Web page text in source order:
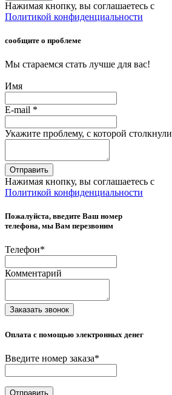
Нажимая кнопку, вы соглашаетесь с
Политикой конфиденциальности
сообщите о проблеме
Мы стараемся стать лучше для вас!
Имя
E-mail *
Укажите проблему, с которой
Отправить
Нажимая кнопку, вы соглашаетесь с
Политикой конфиденциальности
Пожалуйста, введите Ваш номер
телефона, мы Вам перезвоним
Телефон*
Комментарий
Заказать звонок
Оплата с помощью электронных денег
Введите номер заказа*
Отправить